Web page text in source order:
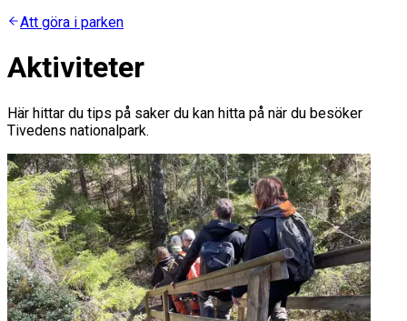
Att göra i parken
Aktiviteter
Här hittar du tips på saker du kan hitta på när du besöker
Tivedens nationalpark.